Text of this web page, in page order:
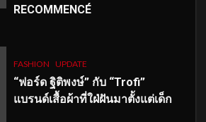
RECOMMENCÉ
FASHION UPDATE
“ฟอร์ด ฐิติพงษ์” กับ “Trofi”
แบรนด์เสื้อผ้าที่ใฝ่ฝันมาตั้งแต่เด็ก